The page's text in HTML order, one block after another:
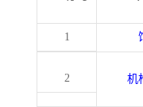
1
2 机